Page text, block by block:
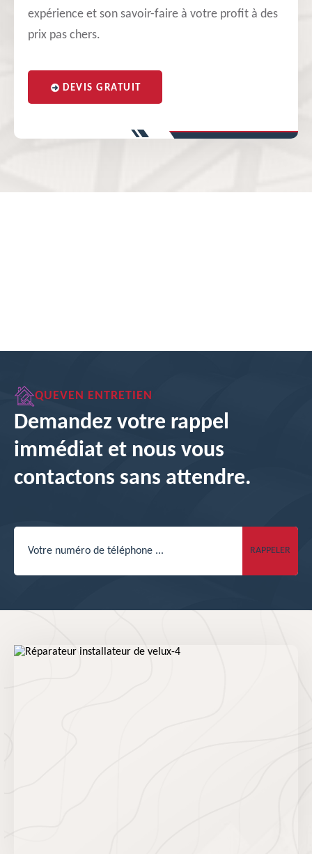
expérience et son savoir-faire à votre profit à des
prix pas chers.
DEVIS GRATUIT
QUEVEN ENTRETIEN
Demandez votre rappel
immédiat et nous vous
contactons sans attendre.